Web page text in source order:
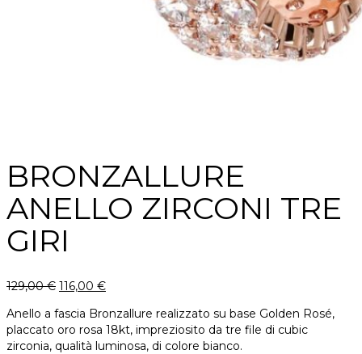
BRONZALLURE
ANELLO ZIRCONI TRE
GIRI
129,00€ 116,00 €
Anello a fascia Bronzallure realizzato su base Golden Rosé,
placcato oro rosa 18kt, impreziosito da tre file di cubic
zirconia, qualità luminosa, di colore bianco.